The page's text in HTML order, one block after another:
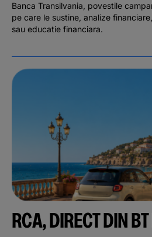
Banca Transilvania, povestile
pe care le sustine, analize
sau educatie financiara.
RCA, DIRECT DIN